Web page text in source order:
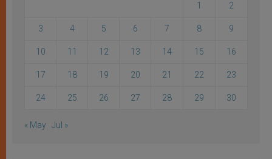
1 2
3 4 5 6 7 8 9
10 11 12 13 14 15 16
17 18 19 20 21 22 23
24 25 26 27 28 29 30
« May Jul »